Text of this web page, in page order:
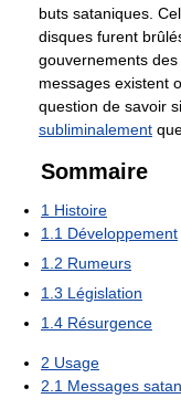
buts sataniques.
disques furent
gouvernements
messages existent
question de savoir
subliminalement
Sommaire
1 Histoire
1.1 Développement
1.2 Rumeurs
1.3 Législation
1.4 Résurgence
2 Usage
2.1 Messages